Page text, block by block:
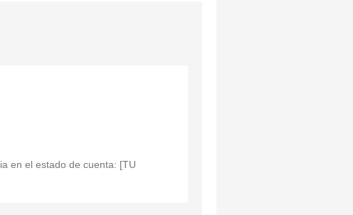
en el estado de cuenta: [TU